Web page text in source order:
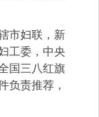
市妇联，新
工委，中央
国三八红旗
负责推荐，